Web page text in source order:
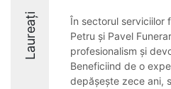
Laureați
În sectorul serviciilor
Petru și Pavel
profesionalism și
Beneficiind de o
depășește zece ani,